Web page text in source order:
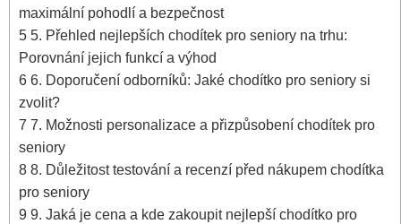
maximální ⁢pohodlí⁤ a bezpečnost
5 5. Přehled nejlepších chodítek pro seniory na trhu:
Porovnání jejich funkcí a výhod
6 6. Doporučení odborníků: Jaké chodítko pro seniory si
zvolit?
7 7. ‌Možnosti personalizace‍ a‌ přizpůsobení chodítek pro
seniory
8 8. Důležitost ‍testování a ⁢recenzí před nákupem ​chodítka
pro seniory
9 9. Jaká je cena a kde ‌zakoupit nejlepší chodítko pro‌